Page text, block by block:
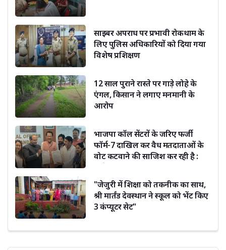
साइबर अपराध पर प्रभावी रोकथाम के
लिए पुलिस अधिकारियों को दिया गया
विशेष प्रशिक्षण
12 साल पुराने रास्ते पर गाड़े लोहे के
एंगल, किसान ने लगाए मनमानी के
आरोप
भाजपा कॉल सेंटरों के जरिए फर्जी
फॉर्म-7 दाखिल कर वैध मतदाताओं के
वोट कटवाने की साजिश कर रही है :
"जेजुरी में शिक्षा को तकनीक का साथ,
श्री मार्तंड देवस्थान ने स्कूल को भेंट किए
3 कंप्यूटर सेट"